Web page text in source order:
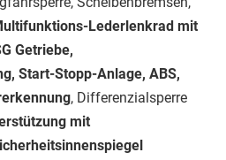
Lederlenkrad mit
Getriebe,
Start-Stopp-Anlage, ABS,
, Differenzialsperre
mit